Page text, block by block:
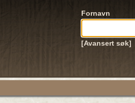
Fornavn
[Avansert søk]